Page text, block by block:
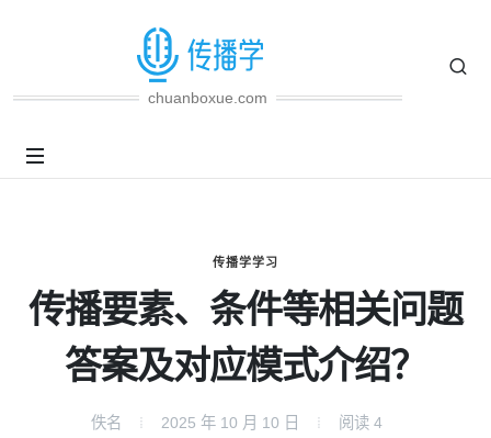
chuanboxue.com
传播学学习
传播要素、条件等相关问题
答案及对应模式介绍？
佚名 2025 年 10 月 10 日 阅读 4